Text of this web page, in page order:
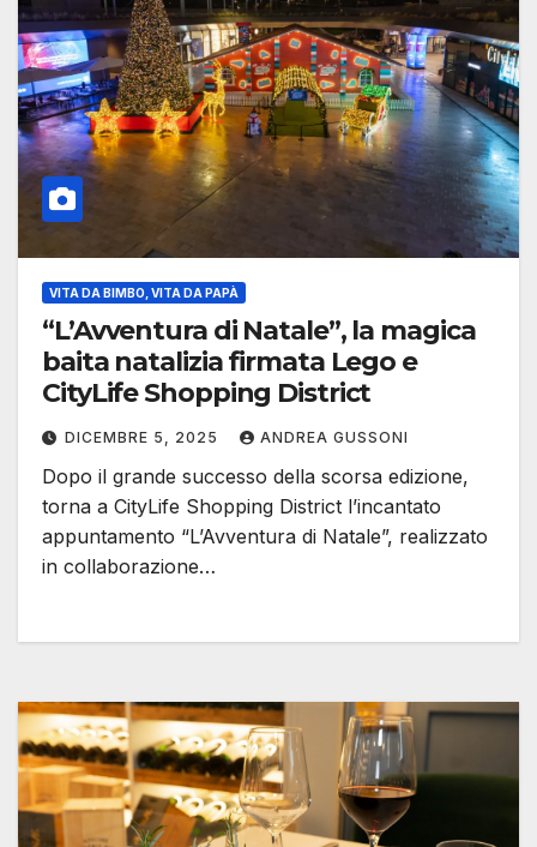
VITA DA BIMBO, VITA DA PAPÀ
“L’Avventura di Natale”, la magica
baita natalizia firmata Lego e
CityLife Shopping District
DICEMBRE 5, 2025 ANDREA GUSSONI
Dopo il grande successo della scorsa edizione,
torna a CityLife Shopping District l’incantato
appuntamento “L’Avventura di Natale”, realizzato
in collaborazione…